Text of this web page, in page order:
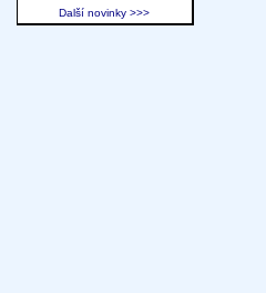
Další novinky >>>